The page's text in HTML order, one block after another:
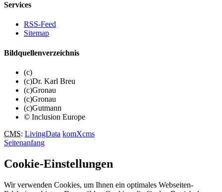
Services
RSS-Feed
Sitemap
Bildquellenverzeichnis
(c)
(c)Dr. Karl Breu
(c)Gronau
(c)Gronau
(c)Gutmann
© Inclusion Europe
CMS: LivingData komXcms
Seitenanfang
Cookie-Einstellungen
Wir verwenden Cookies, um Ihnen ein optimales Webseiten-